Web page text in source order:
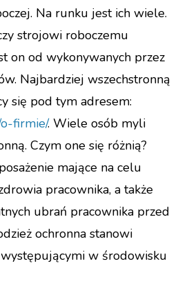
Na runku jest ich wiele.
strojowi roboczemu
on od wykonywanych przez
Najbardziej wszechstronną
się pod tym adresem:
firmie/. Wiele osób myli
Czym one się różnią?
mające na celu
pracownika, a także
ubrań pracownika przed
ochronna stanowi
w środowisku